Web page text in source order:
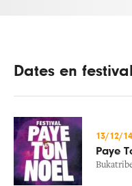
Dates en festival
13/12/14
Paye